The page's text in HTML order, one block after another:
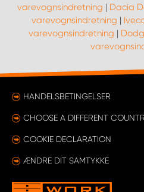
varevognsindretning | Dacia
varevognsindretning |
varevognsindretning |
HANDELSBETINGELSER
CHOOSE A DIFFERENT
COOKIE DECLARATION
ÆNDRE DIT SAMTYKKE